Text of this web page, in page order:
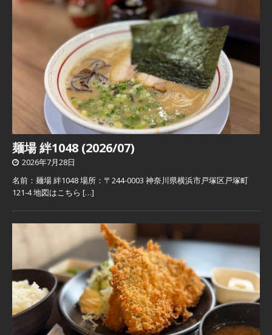
麺場 絆1048 (2026/07)
2026年7月28日
名前：麺場 絆1048 場所：〒244-0003 神奈川県横浜市戸塚区戸塚町
121-4 地図はこちら […]